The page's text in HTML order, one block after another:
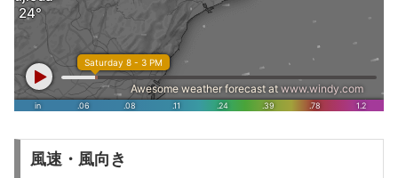
風速・風向き